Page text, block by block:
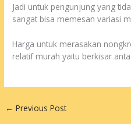
Jadi untuk pengunjung yang
sangat bisa memesan variasi
Harga untuk merasakan
relatif murah yaitu berkisar
← Previous Post